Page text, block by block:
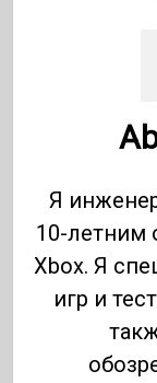
Я
10-летним
Xbox. Я
игр и